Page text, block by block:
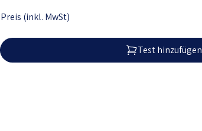
Preis (inkl. MwSt)
Test hinzufügen